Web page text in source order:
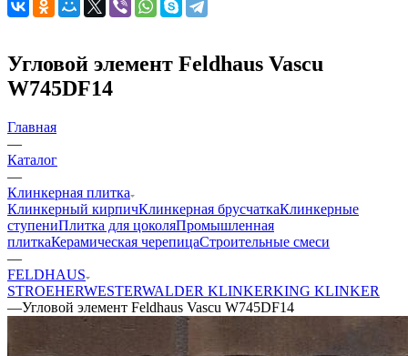
Угловой элемент Feldhaus Vascu
W745DF14
Главная
—
Каталог
—
Клинкерная плитка
Клинкерный кирпичКлинкерная брусчаткаКлинкерные
ступениПлитка для цоколяПромышленная
плиткаКерамическая черепицаСтроительные смеси
—
FELDHAUS
STROEHERWESTERWALDER KLINKERKING KLINKER
—Угловой элемент Feldhaus Vascu W745DF14